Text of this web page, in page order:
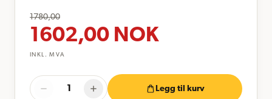
1780,00
1602,00 NOK
INKL. MVA
Legg til kurv